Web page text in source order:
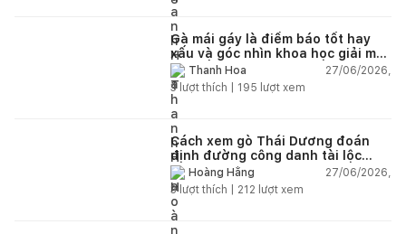
Gà mái gáy là điềm báo tốt hay
xấu và góc nhìn khoa học giải mã
chi tiết
Thanh Hoa
27/06/2026,
3lượt thích | 195 lượt xem
Cách xem gò Thái Dương đoán
định đường công danh tài lộc
theo nhân tướng học
Hoàng Hằng
27/06/2026,
3lượt thích | 212 lượt xem